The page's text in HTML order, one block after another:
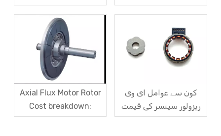
کوڈ ڈسکس درآمدی
ہے؟
اور ان کے حل
کون سے عوامل ای وی
ریزولور سینسر کی قیمت
کو متاثر کرتے ہیں؟ ایک
Axial Flux Motor Rotor
Cost breakdown:
Magnets, Iron Core, or